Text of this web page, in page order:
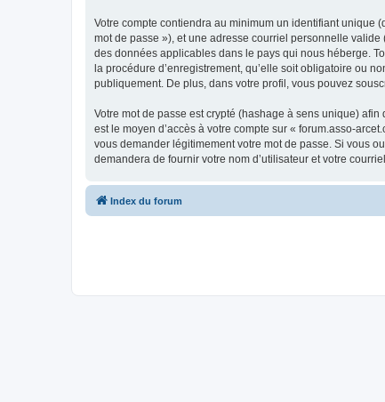
Votre compte contiendra au minimum un identifiant unique
mot de passe »), et une adresse courriel personnelle
des données applicables dans le pays qui nous héberge.
la procédure d’enregistrement, qu’elle soit obligatoire ou
publiquement. De plus, dans votre profil, vous pouvez
Votre mot de passe est crypté (hashage à sens unique)
est le moyen d’accès à votre compte sur « forum.asso-
vous demander légitimement votre mot de passe. Si vous
demandera de fournir votre nom d’utilisateur et votre
Index du forum